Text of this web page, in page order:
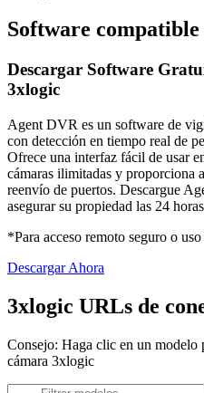
Software
Descargar Software
3xlogic
Agent DVR es un software de
con detección en tiempo real de
Ofrece una interfaz fácil de usar
cámaras ilimitadas y proporciona
reenvío de puertos. Descargue
asegurar su propiedad las 24
*Para acceso remoto seguro o
Descargar Ahora
3xlogic URLs de
Consejo: Haga clic en un modelo
cámara 3xlogic